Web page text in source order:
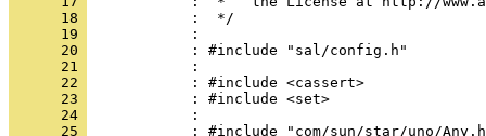
      18
      19
      20
      21
      22
      23
      24
      25